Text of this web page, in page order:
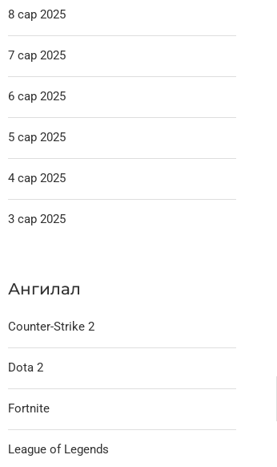
8 сар 2025
7 сар 2025
6 сар 2025
5 сар 2025
4 сар 2025
3 сар 2025
Ангилал
Counter-Strike 2
Dota 2
Fortnite
League of Legends